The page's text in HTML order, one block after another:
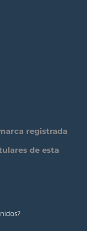
registrada
de esta